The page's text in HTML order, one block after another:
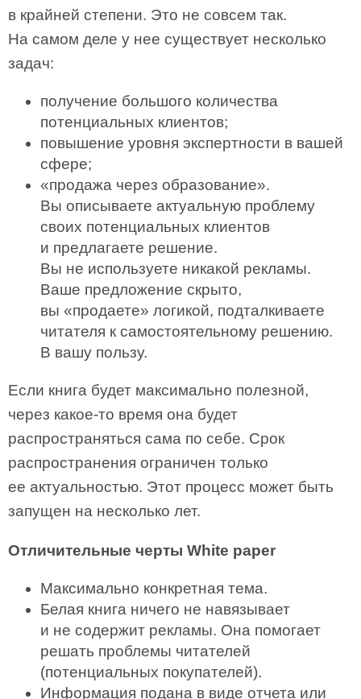
в крайней степени. Это не совсем так.
На самом деле у нее существует несколько
задач:
получение большого количества
потенциальных клиентов;
повышение уровня экспертности в вашей
сфере;
«продажа через образование».
Вы описываете актуальную проблему
своих потенциальных клиентов
и предлагаете решение.
Вы не используете никакой рекламы.
Ваше предложение скрыто,
вы «продаете» логикой, подталкиваете
читателя к самостоятельному решению.
В вашу пользу.
Если книга будет максимально полезной,
через какое-то время она будет
распространяться сама по себе. Срок
распространения ограничен только
ее актуальностью. Этот процесс может быть
запущен на несколько лет.
Отличительные черты White paper
Максимально конкретная тема.
Белая книга ничего не навязывает
и не содержит рекламы. Она помогает
решать проблемы читателей
(потенциальных покупателей).
Информация подана в виде отчета или